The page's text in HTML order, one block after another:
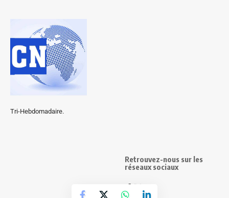
Tri-Hebdomadaire.
Retrouvez-nous sur les
réseaux sociaux